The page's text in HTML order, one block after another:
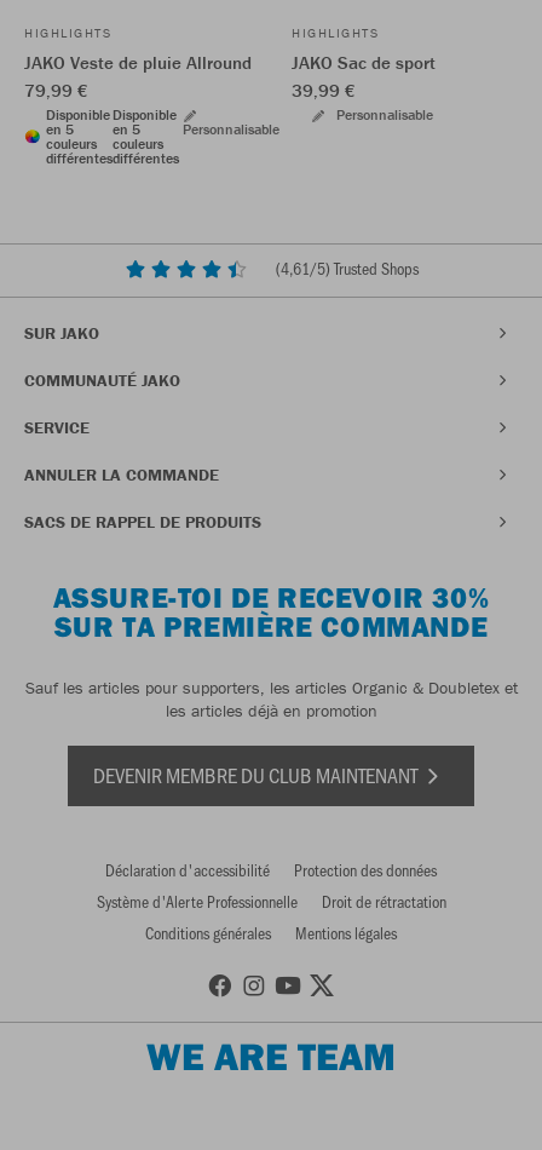
HIGHLIGHTS
JAKO Veste de pluie Allround
79,99 €
Disponible
en 5
couleurs
différentes
Disponible
en 5
couleurs
différentes
Personnalisable
HIGHLIGHTS
JAKO Sac de sport
39,99 €
Personnalisable
(4,61/5) Trusted Shops
SUR JAKO
COMMUNAUTÉ JAKO
SERVICE
ANNULER LA COMMANDE
SACS DE RAPPEL DE PRODUITS
ASSURE-TOI DE RECEVOIR 30%
SUR TA PREMIÈRE COMMANDE
Sauf les articles pour supporters, les articles Organic & Doubletex et
les articles déjà en promotion
DEVENIR MEMBRE DU CLUB MAINTENANT
Déclaration d'accessibilité
Protection des données
Système d'Alerte Professionnelle
Droit de rétractation
Conditions générales
Mentions légales
WE ARE TEAM